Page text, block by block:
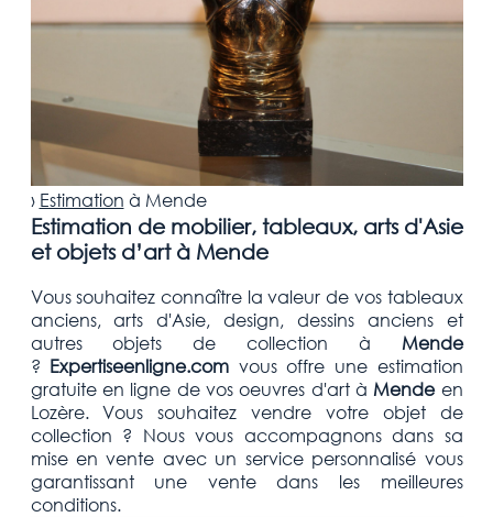
› Estimation à Mende
Estimation de mobilier, tableaux, arts d'Asie
et objets d’art à Mende
Vous souhaitez connaître la valeur de vos tableaux
anciens, arts d'Asie, design, dessins anciens et
autres objets de collection à
Mende
? Expertiseenligne.com vous offre une estimation
gratuiteen ligne de vos oeuvres d'art à Mendeen
Lozère. Vous souhaitez vendre votreobjet de
collection ? Nous vous accompagnons dans sa
mise en vente avec un service personnalisé vous
garantissant une vente dans les meilleures
conditions.